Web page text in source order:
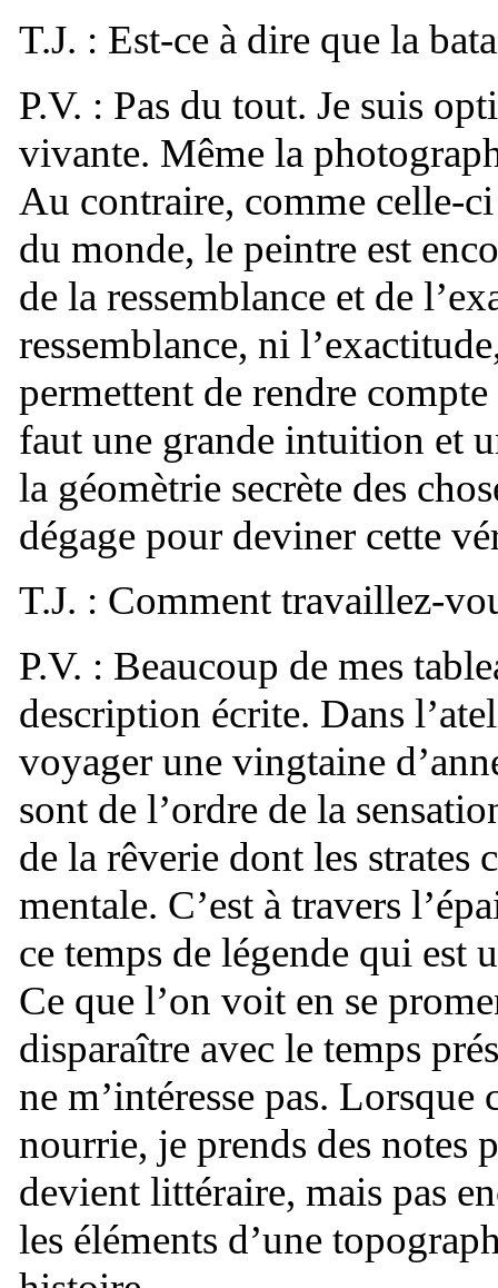
T.J. : Est-ce à dire que la
P.V. : Pas du tout. Je suis
vivante. Même la
Au contraire, comme celle-
du monde, le peintre est
de la ressemblance et de
ressemblance, ni
permettent de rendre
faut une grande intuition et
la géomètrie secrète des
dégage pour deviner cette
T.J. : Comment travaillez-
P.V. : Beaucoup de mes
description écrite. Dans
voyager une vingtaine
sont de l’ordre de la
de la rêverie dont les strates
mentale. C’est à travers
ce temps de légende qui est
Ce que l’on voit en se
disparaître avec le temps
ne m’intéresse pas. Lorsque
nourrie, je prends des notes
devient littéraire, mais pas
les éléments d’une